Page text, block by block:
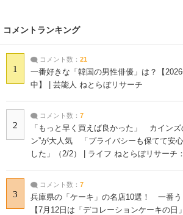
コメントランキング
1
コメント数： 21
一番好きな「韓国の男性俳優」は？【
中】 | 芸能人 ねとらぼリサーチ
2
コメント数： 7
「もっと早く買えば良かった」 カインズ
ン”が大人気 「プライバシーも保てて安
した」（2/2） | ライフ ねとらぼリサーチ
3
コメント数： 7
兵庫県の「ケーキ」の名店10選！ 一番う
【7月12日は「デコレーションケーキの日